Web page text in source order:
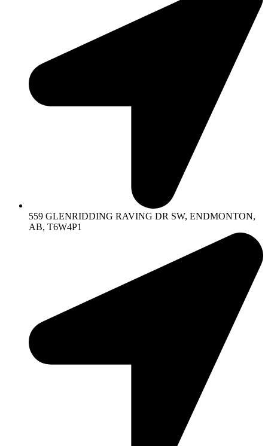
559 GLENRIDDING RAVING DR SW, ENDMONTON,
AB, T6W4P1